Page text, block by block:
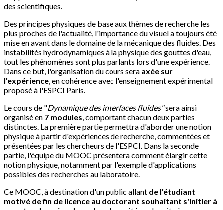
des scientifiques.
Des principes physiques de base aux thèmes de recherche les
plus proches de l'actualité, l'importance du visuel a toujours été
mise en avant dans le domaine de la mécanique des fluides. Des
instabilités hydrodynamiques à la physique des gouttes d'eau,
tout les phénomènes sont plus parlants lors d'une expérience.
Dans ce but, l'organisation du cours sera axée sur
l'expérience, en cohérence avec l'enseignement expérimental
proposé à l'ESPCI Paris.
Le cours de "Dynamique des interfaces fluides"sera ainsi
organisé en 7 modules, comportant chacun deux parties
distinctes. La première partie permettra d'aborder une notion
physique à partir d'expériences de recherche, commentées et
présentées par les chercheurs de l'ESPCI. Dans la seconde
partie, l'équipe du MOOC présentera comment élargir cette
notion physique, notamment par l'exemple d'applications
possibles des recherches au laboratoire.
Ce MOOC, à destination d'un public allant de l'étudiant
motivé de fin de licence au doctorant souhaitant s'initier à